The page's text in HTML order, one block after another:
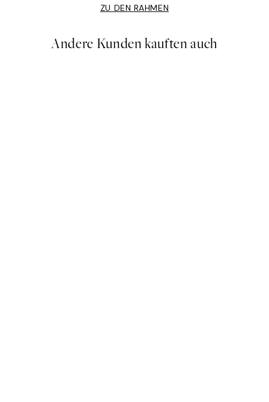
ZU DEN RAHMEN
Andere Kunden kauften auch